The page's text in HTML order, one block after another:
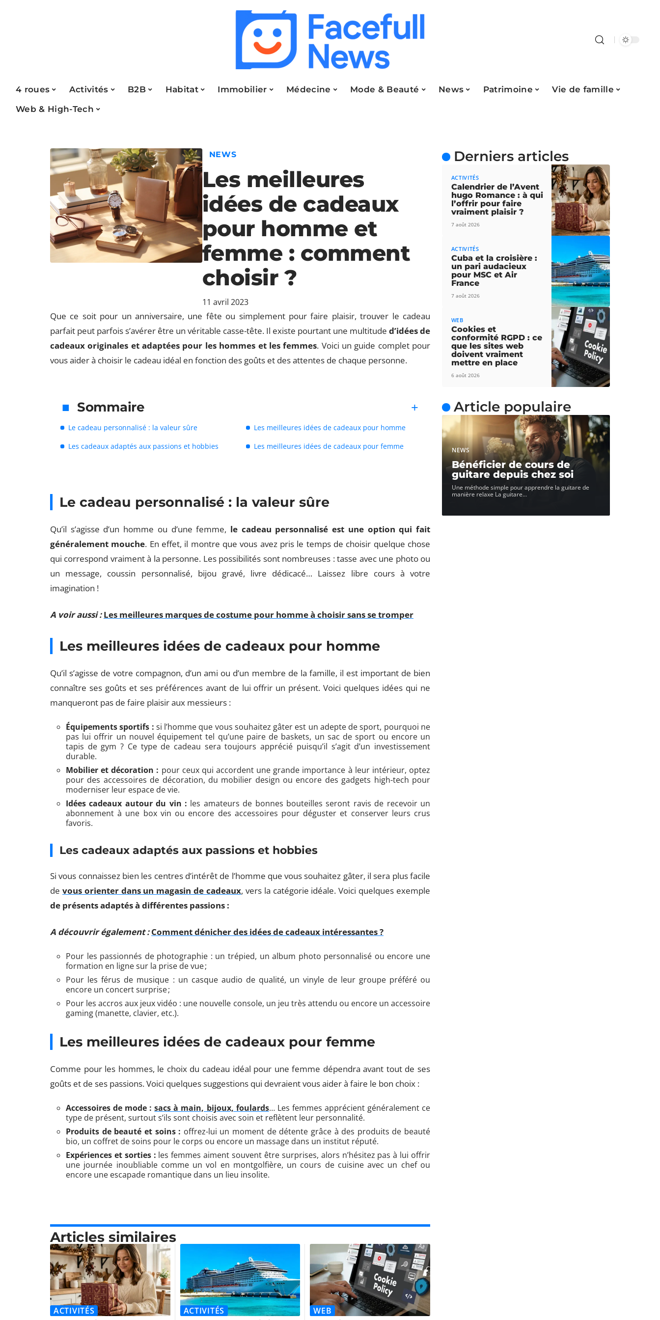
4 roues Activités B2B Habitat Immobilier Médecine Mode & Beauté News Patrimoine
Vie de famille
Web & High-Tech
NEWS
Les meilleures
idées de cadeaux
pour homme et
femme : comment
choisir ?
11 avril 2023
Que ce soit pour un anniversaire, une fête ou simplement pour faire plaisir, trouver le cadeau
parfait peut parfois s’avérer être un véritable casse-tête. Il existe pourtant une multitude d’idées de
cadeaux originales et adaptées pour les hommes et les femmes. Voici un guide complet pour
vous aider à choisir le cadeau idéal en fonction des goûts et des attentes de chaque personne.
Sommaire
Le cadeau personnalisé : la valeur sûre
Les meilleures idées de cadeaux pour homme
Les cadeaux adaptés aux passions et hobbies
Les meilleures idées de cadeaux pour femme
Le cadeau personnalisé : la valeur sûre
Qu’il s’agisse d’un homme ou d’une femme, le cadeau personnalisé est une option qui fait
généralement mouche. En effet, il montre que vous avez pris le temps de choisir quelque chose
qui correspond vraiment à la personne. Les possibilités sont nombreuses : tasse avec une photo ou
un message, coussin personnalisé, bijou gravé, livre dédicacé… Laissez libre cours à votre
imagination !
A voir aussi : Les meilleures marques de costume pour homme à choisir sans se tromper
Les meilleures idées de cadeaux pour homme
Qu’il s’agisse de votre compagnon, d’un ami ou d’un membre de la famille, il est important de bien
connaître ses goûts et ses préférences avant de lui offrir un présent. Voici quelques idées qui ne
manqueront pas de faire plaisir aux messieurs :
Équipements sportifs : si l’homme que vous souhaitez gâter est un adepte de sport, pourquoi ne
pas lui offrir un nouvel équipement tel qu’une paire de baskets, un sac de sport ou encore un
tapis de gym ? Ce type de cadeau sera toujours apprécié puisqu’il s’agit d’un investissement
durable.
Mobilier et décoration : pour ceux qui accordent une grande importance à leur intérieur, optez
pour des accessoires de décoration, du mobilier design ou encore des gadgets high-tech pour
moderniser leur espace de vie.
Idées cadeaux autour du vin : les amateurs de bonnes bouteilles seront ravis de recevoir un
abonnement à une box vin ou encore des accessoires pour déguster et conserver leurs crus
favoris.
Les cadeaux adaptés aux passions et hobbies
Si vous connaissez bien les centres d’intérêt de l’homme que vous souhaitez gâter, il sera plus facile
de vous orienter dans un magasin de cadeaux, vers la catégorie idéale. Voici quelques exemple
de présents adaptés à différentes passions :
A découvrir également : Comment dénicher des idées de cadeaux intéressantes ?
Pour les passionnés de photographie : un trépied, un album photo personnalisé ou encore une
formation en ligne sur la prise de vue ;
Pour les férus de musique : un casque audio de qualité, un vinyle de leur groupe préféré ou
encore un concert surprise ;
Pour les accros aux jeux vidéo : une nouvelle console, un jeu très attendu ou encore un accessoire
gaming (manette, clavier, etc.).
Les meilleures idées de cadeaux pour femme
Comme pour les hommes, le choix du cadeau idéal pour une femme dépendra avant tout de ses
goûts et de ses passions. Voici quelques suggestions qui devraient vous aider à faire le bon choix :
Accessoires de mode : sacs à main, bijoux, foulards… Les femmes apprécient généralement ce
type de présent, surtout s’ils sont choisis avec soin et reflètent leur personnalité.
Produits de beauté et soins : offrez-lui un moment de détente grâce à des produits de beauté
bio, un coffret de soins pour le corps ou encore un massage dans un institut réputé.
Expériences et sorties : les femmes aiment souvent être surprises, alors n’hésitez pas à lui offrir
une journée inoubliable comme un vol en montgolfière, un cours de cuisine avec un chef ou
encore une escapade romantique dans un lieu insolite.
Articles similaires
ACTIVITÉS ACTIVITÉS WEB
Derniers articles
ACTIVITÉS
Calendrier de l’Avent
hugo Romance : à qui
l’offrir pour faire
vraiment plaisir ?
7 août 2026
ACTIVITÉS
Cuba et la croisière :
un pari audacieux
pour MSC et Air
France
7 août 2026
WEB
Cookies et
conformité RGPD : ce
que les sites web
doivent vraiment
mettre en place
6 août 2026
Article populaire
NEWS
Bénéficier de cours de
guitare depuis chez soi
Une méthode simple pour apprendre la guitare de
manière relaxe La guitare…